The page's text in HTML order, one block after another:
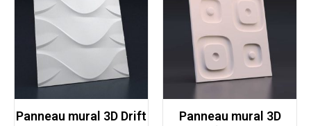
Panneau mural 3D Drift
Panneau mural 3D